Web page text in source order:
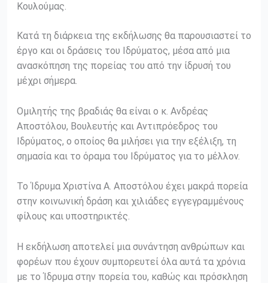
Κουλούμας.
Κατά τη διάρκεια της εκδήλωσης θα παρουσιαστεί το
έργο και οι δράσεις του Ιδρύματος, μέσα από μια
ανασκόπηση της πορείας του από την ίδρυσή του
μέχρι σήμερα.
Ομιλητής της βραδιάς θα είναι ο κ. Ανδρέας
Αποστόλου, Βουλευτής και Αντιπρόεδρος του
Ιδρύματος, ο οποίος θα μιλήσει για την εξέλιξη, τη
σημασία και το όραμα του Ιδρύματος για το μέλλον.
Το Ίδρυμα Χριστίνα Α. Αποστόλου έχει μακρά πορεία
στην κοινωνική δράση και χιλιάδες εγγεγραμμένους
φίλους και υποστηρικτές.
Η εκδήλωση αποτελεί μια συνάντηση ανθρώπων και
φορέων που έχουν συμπορευτεί όλα αυτά τα χρόνια
με το Ίδρυμα στην πορεία του, καθώς και πρόσκληση